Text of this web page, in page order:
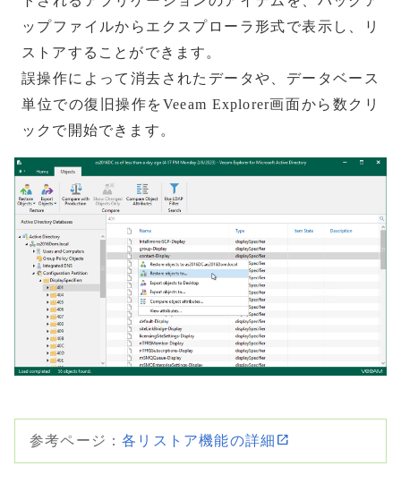
ップファイルからエクスプローラ形式で表示し、リ
ストアすることができます。
誤操作によって消去されたデータや、データベース
単位での復旧操作をVeeam Explorer画面から数クリ
ックで開始できます。
参考ページ：各リストア機能の詳細